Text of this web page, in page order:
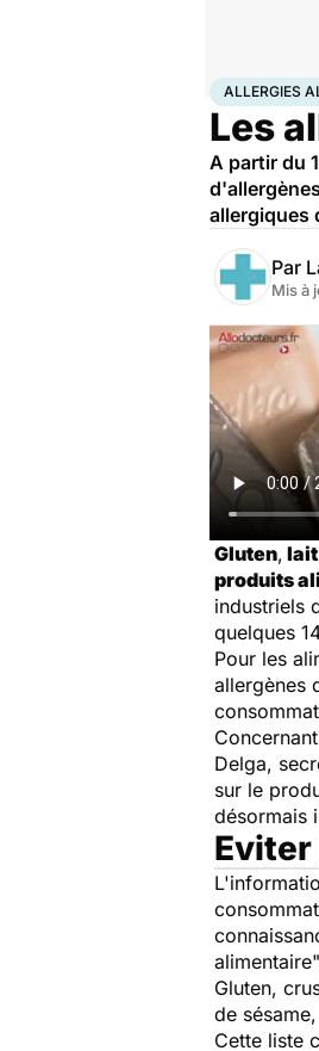
AccueilSanté
ALLERGIES
Les
A partir du
allergiques
Par
Mis à
Gluten, lait
produits
industriels
quelques
Pour les
allergènes
Delga,
sur le
désormais
Gluten,
de
Cette liste